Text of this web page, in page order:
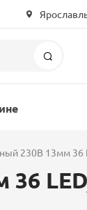
230В 13мм
36